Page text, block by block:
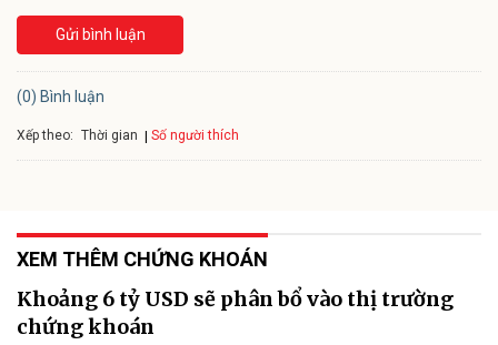
Gửi bình luận
(0) Bình luận
Xếp theo: Thời gian Số người thích
XEM THÊM CHỨNG KHOÁN
Khoảng 6 tỷ USD sẽ phân bổ vào thị trường
chứng khoán